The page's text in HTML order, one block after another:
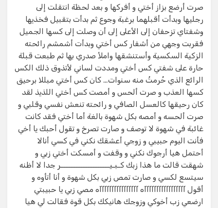
صرت أرضع بزاز أختي و أفركها و بعد لحظة انتقلت إلى
رجليها وبدأت أقبلهما برغبة وجوع ثم بدأت بتقبيل فخذيها
وشفتاي تزحفان إلى الأعلى إلى أن وصلت إلى كسها الجميل
فقربت وجهي من أشفار كس أختي وبدأت أشمشم رائحته
الزكية السكسية وأستنشقها واملأ صدري بها ثم طبعت قبلة
حارة على شفتي كس أختي ومددت لساني لأتذوق ذلك الكس
الرائع الذي حُرمتُ منه سنوات… كان كس أختي مبللا برحيق
كسها العذب و صرت ألحس و أمصت كس أختي اللذيذ لقد
كان رحيقها كالعسل الصافي و رائحته تنعش نفسي وقلبي و
صرت ألحسه و أمصه بكل شهوة بالغة أما أختي فقد كانت
غائبة في شهوة لا توصف و صارت تصرخ و تقول أحبك يا أخي
فأنت اليوم حبيبي و زوجي أعشقك نكني في كسي أنالا
أحتمل هيا أرجوك نكني و وقفت و أمسكت أختي زبي و
شهقت قالت ما هذا زبك كـبـيــــــــــــــــــــر جدا لا أظنه
سيتسع لكسي و صارت تمص زبي بكل شهوة و أنا أتأوه و
أقول آآآآآآآآآآآآآآآآآه آآآآآآآآآآآآآآآآه مصي زبي يا حبيبتي
ارضعي زب أخوكي وزوجك هانيكك بكل قوة فقالت لي هيا